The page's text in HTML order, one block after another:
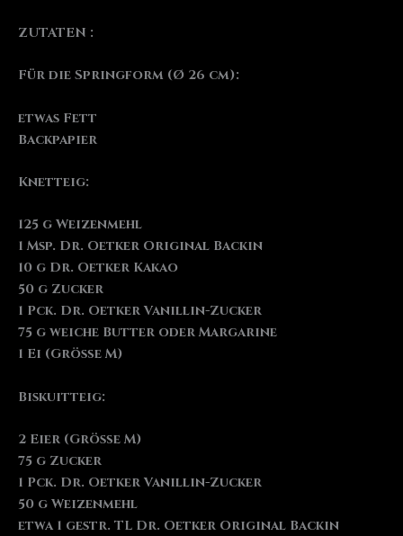
ZUTATEN :
Für die Springform (Ø 26 cm):
etwas Fett
Backpapier
Knetteig:
125 g Weizenmehl
1 Msp. Dr. Oetker Original Backin
10 g Dr. Oetker Kakao
50 g Zucker
1 Pck. Dr. Oetker Vanillin-Zucker
75 g weiche Butter oder Margarine
1 Ei (Größe M)
Biskuitteig:
2 Eier (Größe M)
75 g Zucker
1 Pck. Dr. Oetker Vanillin-Zucker
50 g Weizenmehl
etwa 1 gestr. TL Dr. Oetker Original Backin